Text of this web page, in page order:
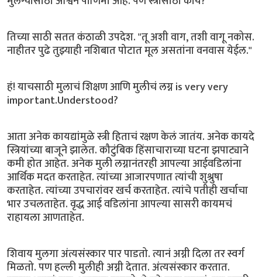
तिच्या साठी सतत कंठाळी उपदेश. "तू अशी वाग, तशी वागू नकोस.
नाहीतर पुढे तुझ्याही नशिबात पोटात मूल असतांना वनवास येईल."
हं! याचसाठी मुलाचं शिक्षण आणि मुलीचं लग्न is very very
important.Understood?
आता अनेक कायद्यांमुळे स्त्री हिताचं रक्षण केलं जातंय. अनेक कायदे
स्त्रियांच्या बाजूने झालेत. कौटुंबिक हिंसाचाराच्या घटना झपाट्याने
कमी होत आहेत. अनेक मुली लग्नानंतरही आपल्या आईवडिलांना
आर्थिक मदत करताहेत. त्यांच्या आजारपणात त्यांची शुश्रुषा
करताहेत. त्यांच्या उपचारांवर खर्च करताहेत. त्यांचे पतीही खर्चाचा
भार उचलताहेत. वृद्ध आई वडिलांना आपल्या सासरी कायमचं
राहायला आणताहेत.
शिवाय मुलगा अंत्यसंस्कार पार पाडतो. त्यानं अग्नी दिला तर स्वर्ग
मिळतो. पण हल्ली मुलीही अग्नी देतात. अंत्यसंस्कार करतात.